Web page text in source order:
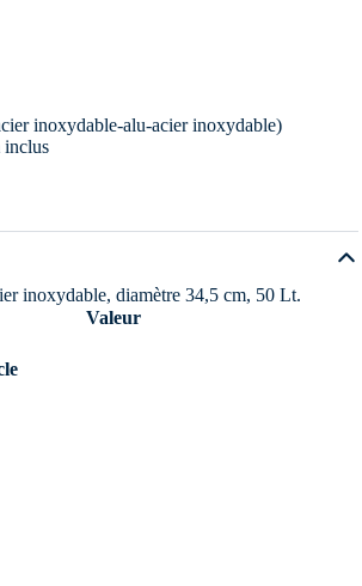
inoxydable-alu-acier inoxydable)
inclus
inoxydable, diamètre 34,5 cm, 50 Lt.
Valeur